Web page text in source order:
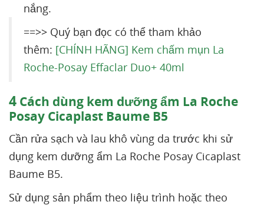
nắng.
==>> Quý bạn đọc có thể tham khảo
thêm: [CHÍNH HÃNG] Kem chấm mụn La
Roche-Posay Effaclar Duo+ 40ml
4 Cách dùng kem dưỡng ẩm La Roche
Posay Cicaplast Baume B5
Cần rửa sạch và lau khô vùng da trước khi sử
dụng kem dưỡng ẩm La Roche Posay Cicaplast
Baume B5.
Sử dụng sản phẩm theo liệu trình hoặc theo